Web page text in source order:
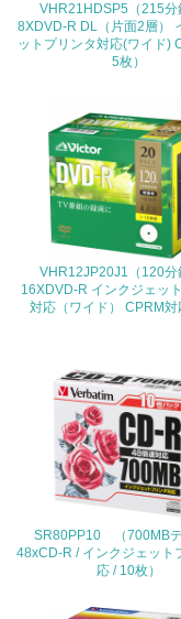
<L1> グリーン購入の
を行っている
<L2> 購入している製
具体的な目標や計画を
非該当（包装・物流
<L1> 環境負荷ができ
<L2> 環境負荷ができ
VHR21HDSP5（215分
8XDVD-R DL（片面2層）
ットプリンタ対応(ワイド)
5枚）
VHR12JP20J1（120分
16XDVD-R インクジェッ
対応（ワイド） CPRM
SR80PP10 （700MB
48xCD-R / インクジェット
応 / 10枚）